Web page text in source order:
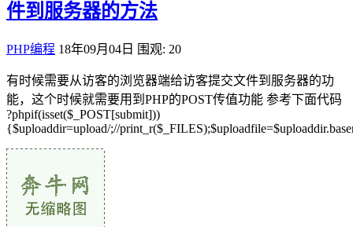
件到服务器的方法
PHP编程 18年09月04日 围观: 20
有时候需要从访客的浏览器端给访客提交文件到服务器的功
能，这个时候就需要用到PHP的POST传值功能 参考下面代码
?phpif(isset($_POST[submit]))
{$uploaddir=upload/;//